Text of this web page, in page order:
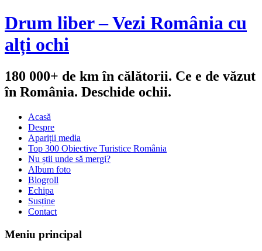
Drum liber – Vezi România cu
alți ochi
180 000+ de km în călătorii. Ce e de văzut
în România. Deschide ochii.
Acasă
Despre
Apariții media
Top 300 Obiective Turistice România
Nu știi unde să mergi?
Album foto
Blogroll
Echipa
Susține
Contact
Meniu principal